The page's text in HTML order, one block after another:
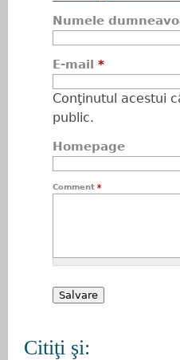
Numele
E-mail *
Conţinutul acestui
public.
Homepage
Comment *
Citiţi şi: